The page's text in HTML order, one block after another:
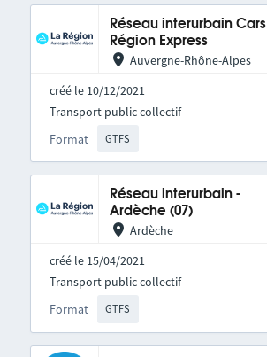
Réseau interurbain Cars
Région Express
Auvergne-Rhône-Alpes
créé le 10/12/2021
Format GTFS
Transport public collectif
Réseau interurbain -
Ardèche (07)
Ardèche
créé le 15/04/2021
Format GTFS
Transport public collectif